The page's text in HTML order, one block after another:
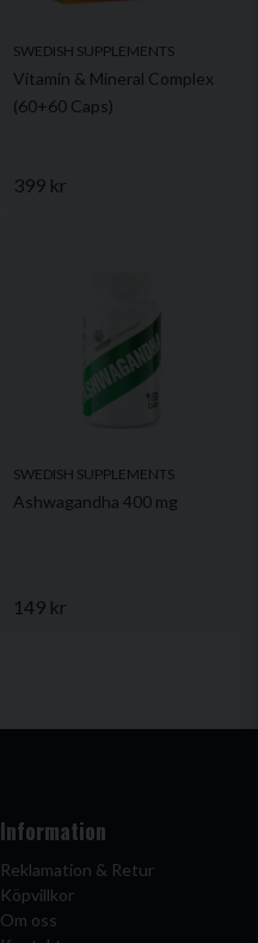
SWEDISH SUPPLEMENTS
Vitamin & Mineral Complex
(60+60 Caps)
399 kr
SWEDISH SUPPLEMENTS
Ashwagandha 400 mg
149 kr
Information
Reklamation & Retur
Köpvillkor
Om oss